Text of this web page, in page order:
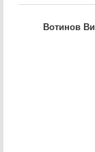
Вотинов